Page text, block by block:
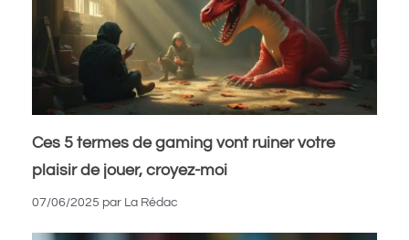
Ces 5 termes de gaming vont ruiner votre
plaisir de jouer, croyez-moi
07/06/2025 par La Rédac